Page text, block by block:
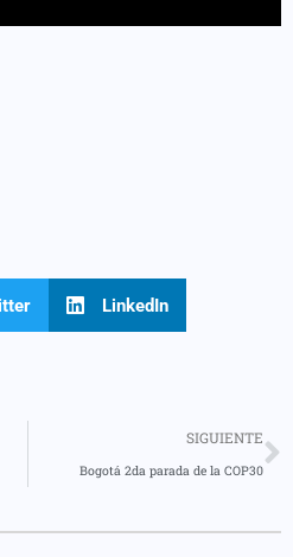
LinkedIn
SIGUIENTE
Bogotá 2da parada de la COP30